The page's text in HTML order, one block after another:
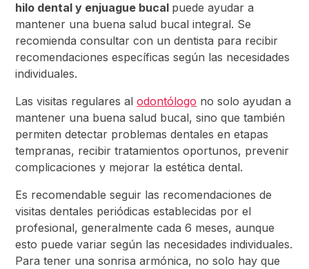
hilo dental y enjuague bucal puede ayudar a
mantener una buena salud bucal integral. Se
recomienda consultar con un dentista para recibir
recomendaciones específicas según las necesidades
individuales.
Las visitas regulares alodontólogo no solo ayudan a
mantener una buena salud bucal, sino que también
permiten detectar problemas dentales en etapas
tempranas, recibir tratamientos oportunos, prevenir
complicaciones y mejorar la estética dental.
Es recomendable seguir las recomendaciones de
visitas dentales periódicas establecidas por el
profesional, generalmente cada 6 meses, aunque
esto puede variar según las necesidades individuales.
Para tener una sonrisa armónica, no solo hay que